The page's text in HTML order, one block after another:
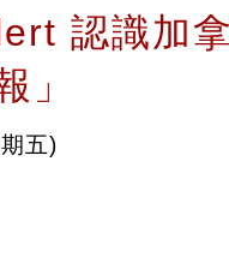
認識加
」
五)